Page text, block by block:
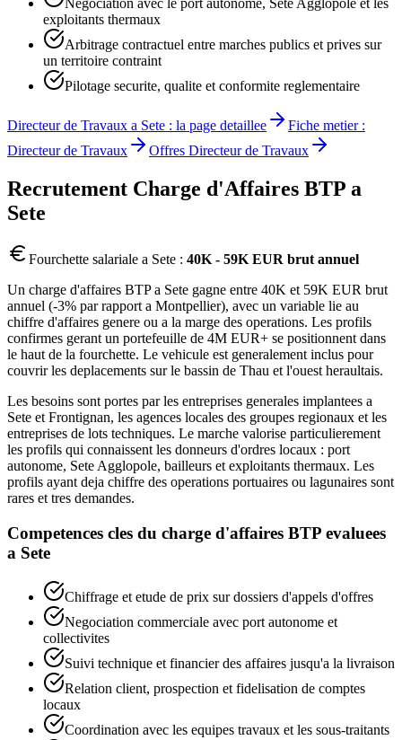
exploitants thermaux
Arbitrage contractuel entre marches publics et prives sur
un territoire contraint
Pilotage securite, qualite et conformite reglementaire
Directeur de Travaux a Sete : la page detaillee
Fiche metier :
Directeur de Travaux
Offres Directeur de Travaux
Recrutement Charge d'Affaires BTP a
Sete
Fourchette salariale a Sete : 40K - 59K EUR brut annuel
Un charge d'affaires BTP a Sete gagne entre 40K et 59K EUR brut
annuel (-3% par rapport a Montpellier), avec un variable lie au
chiffre d'affaires genere ou a la marge des operations. Les profils
confirmes gerant un portefeuille de 4M EUR+ se positionnent dans
le haut de la fourchette. Le vehicule est generalement inclus pour
couvrir les deplacements sur le bassin de Thau et l'ouest heraultais.
Les besoins sont portes par les entreprises generales implantees a
Sete et Frontignan, les agences locales des groupes regionaux et les
entreprises de lots techniques. Le marche valorise particulierement
les profils qui connaissent les donneurs d'ordres locaux : port
autonome, Sete Agglopole, bailleurs et exploitants thermaux. Les
profils ayant deja chiffre des operations portuaires ou lagunaires sont
rares et tres demandes.
Competences cles du charge d'affaires BTP evaluees
a Sete
Chiffrage et etude de prix sur dossiers d'appels d'offres
Negociation commerciale avec port autonome et
collectivites
Suivi technique et financier des affaires jusqu'a la livraison
Relation client, prospection et fidelisation de comptes
locaux
Coordination avec les equipes travaux et les sous-traitants